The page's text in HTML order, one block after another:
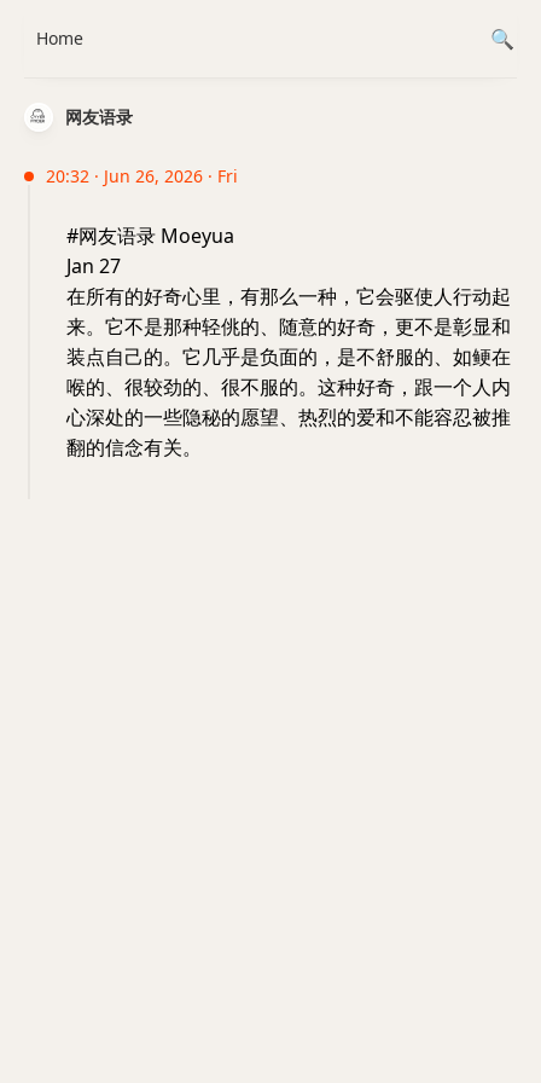
网友语录
20:32 · Jun 26, 2026 · Fri
#网友语录 Moeyua
Jan 27
在所有的好奇心里，有那么一种，它会驱使人行动起
来。它不是那种轻佻的、随意的好奇，更不是彰显和
装点自己的。它几乎是负面的，是不舒服的、如鲠在
喉的、很较劲的、很不服的。这种好奇，跟一个人内
心深处的一些隐秘的愿望、热烈的爱和不能容忍被推
翻的信念有关。
Home